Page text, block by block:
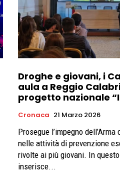
Droghe e giovani, i
aula a Reggio
progetto nazionale
Cronaca 21 Marzo 2026
Prosegue l’impegno
nelle attività di prevenzione
rivolte ai più giovani. In
inserisce...